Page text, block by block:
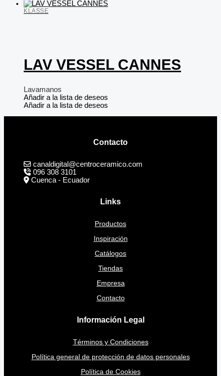
KLASSE
LAV VESSEL CANNES
Lavamanos
Añadir a la lista de deseos
Añadir a la lista de deseos
Contacto
canaldigital@centroceramico.com
096 308 3101
Cuenca - Ecuador
Links
Productos
Inspiración
Catálogos
Tiendas
Empresa
Contacto
Información Legal
Términos y Condiciones
Política general de protección de datos personales
Política de Cookies